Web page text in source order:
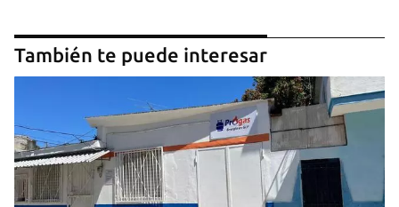
También te puede interesar